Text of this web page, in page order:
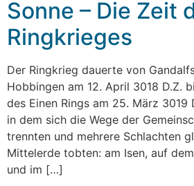
Sonne – Die Zeit
Ringkrieges
Der Ringkrieg dauerte von
Hobbingen am 12. April 3018 D.Z.
des Einen Rings am 25. März 3019
in dem sich die Wege der
trennten und mehrere Schlachten
Mittelerde tobten: am Isen, auf
und im […]